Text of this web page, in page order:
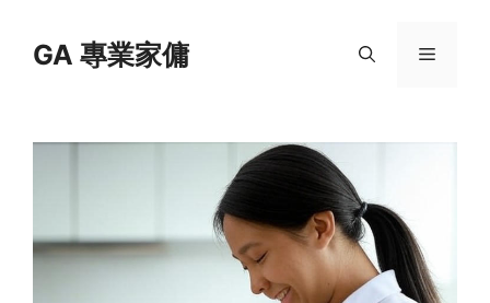
contentGA 專業家傭 Menu